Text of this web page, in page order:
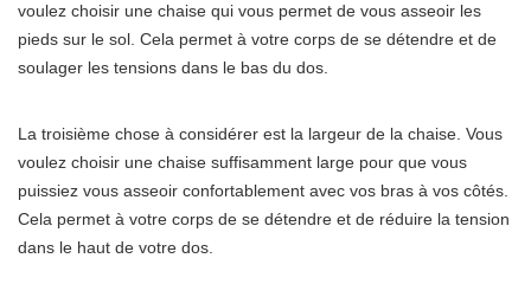
voulez choisir une chaise qui vous permet de vous asseoir les
pieds sur le sol. Cela permet à votre corps de se détendre et de
soulager les tensions dans le bas du dos.
La troisième chose à considérer est la largeur de la chaise. Vous
voulez choisir une chaise suffisamment large pour que vous
puissiez vous asseoir confortablement avec vos bras à vos côtés.
Cela permet à votre corps de se détendre et de réduire la tension
dans le haut de votre dos.